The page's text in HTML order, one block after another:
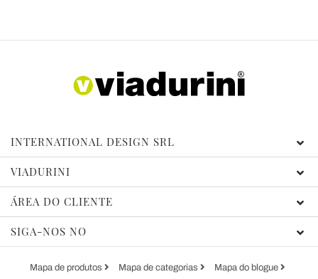
INTERNATIONAL DESIGN SRL
VIADURINI
ÁREA DO CLIENTE
SIGA-NOS NO
Mapa de produtos Mapa de categorias
Mapa do blogue